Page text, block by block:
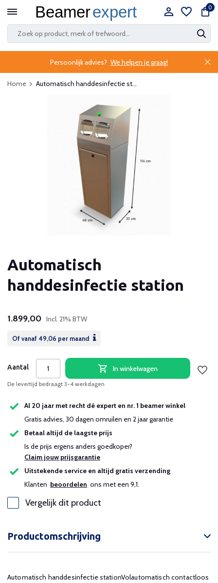
0
Persoonlijk advies? We helpen je graag!
Home Automatisch handdesinfectie st...
Automatisch
handdesinfectie station
1.899,00 Incl. 21% BTW
Of vanaf 49,06 per maand
Aantal In winkelwagen
De levertijd bedraagt 3-4 werkdagen
Al 20 jaar met recht dé expert en nr. 1 beamer winkel
Gratis advies, 30 dagen omruilen en 2 jaar garantie
Betaal altijd de laagste prijs
Is de prijs ergens anders goedkoper?
Claim jouw prijsgarantie
Uitstekende service en altijd gratis verzending
Klanten beoordelen ons met een 9,1.
Vergelijk dit product
Productomschrijving
Automatisch handdesinfectie stationVolautomatisch contactloos